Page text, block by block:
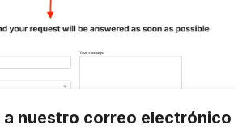
a nuestro correo electrónico